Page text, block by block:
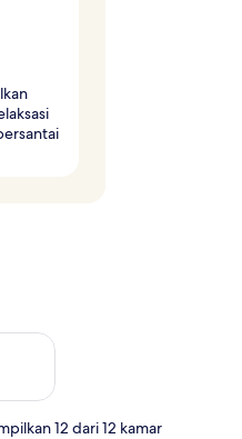
pekan berikutnya Agu 21 -
12 dari 12 kamar